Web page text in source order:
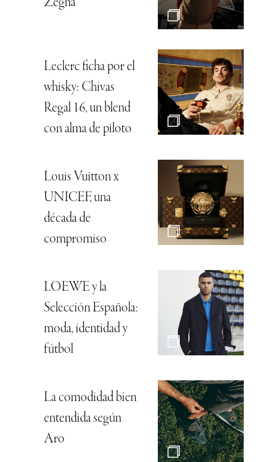
Zegna
Leclerc ficha por el
whisky: Chivas
Regal 16, un blend
con alma de piloto
Louis Vuitton x
UNICEF, una
década de
compromiso
LOEWE y la
Selección Española:
moda, identidad y
fútbol
La comodidad bien
entendida según
Aro